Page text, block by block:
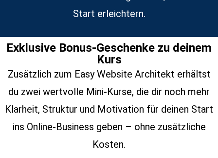
Start erleichtern.
Exklusive Bonus-Geschenke zu deinem
Kurs
Zusätzlich zum Easy Website Architekt erhältst
du zwei wertvolle Mini-Kurse, die dir noch mehr
Klarheit, Struktur und Motivation für deinen Start
ins Online-Business geben – ohne zusätzliche
Kosten.